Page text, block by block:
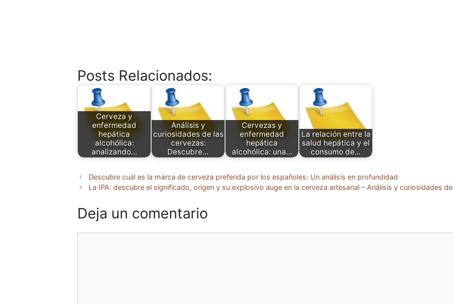
Posts Relacionados:
Cerveza y
enfermedad
hepática
alcohólica:
analizando…
Análisis y
curiosidades de las
cervezas:
Descubre…
Cervezas y
enfermedad
hepática
alcohólica: una…
La relación entre la
salud hepática y el
consumo de…
Descubre cuál es la marca de cerveza preferida por los españoles: Un análisis en profundidad
La IPA: descubre el significado, origen y su explosivo auge en la cerveza artesanal – Análisis y curiosidades
Deja un comentario